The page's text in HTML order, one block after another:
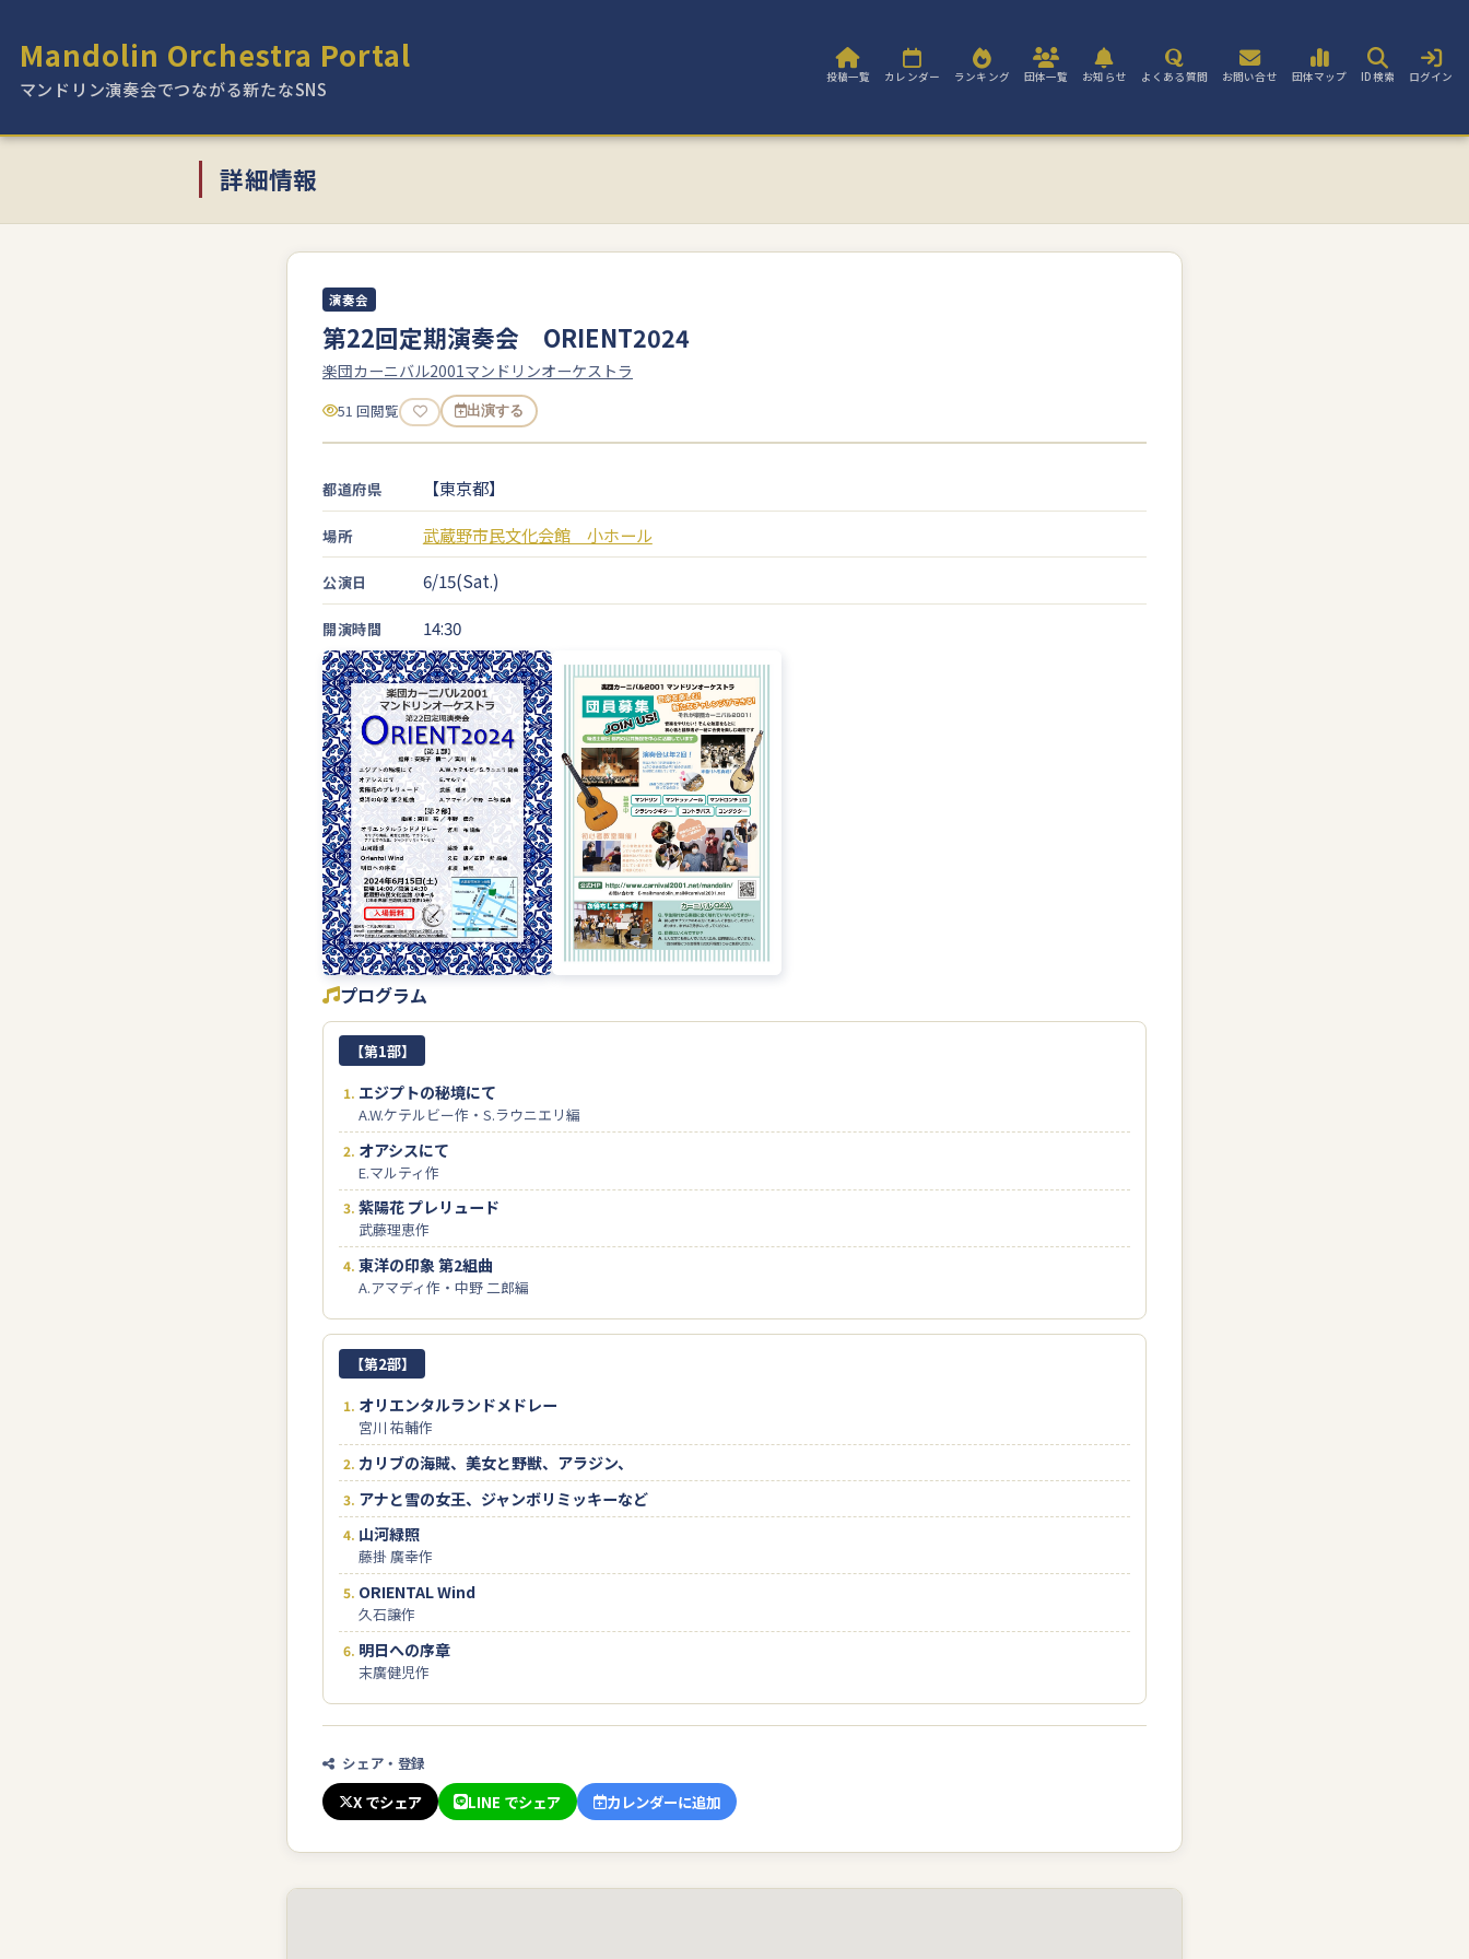
Mandolin Orchestra Portal
マンドリン演奏会でつながる新たなSNS
投稿一覧 カレンダー ランキング 団体一覧 お知らせ よくある質問 お問い合せ 団体マップ ID検索 ログイン
詳細情報
演奏会
第22回定期演奏会 ORIENT2024
楽団カーニバル2001マンドリンオーケストラ
51 回閲覧 出演する
都道府県 【東京都】
場所 武蔵野市民文化会館 小ホール
公演日 6/15(Sat.)
開演時間 14:30
プログラム
【第1部】
エジプトの秘境にて
A.W.ケテルビー作・S.ラウニエリ編
オアシスにて
E.マルティ作
紫陽花 プレリュード
武藤理恵作
東洋の印象 第2組曲
A.アマディ作・中野 二郎編
【第2部】
オリエンタルランドメドレー
宮川 祐輔作
カリブの海賊、美女と野獣、アラジン、
アナと雪の女王、ジャンボリミッキーなど
山河緑照
藤掛 廣幸作
ORIENTAL Wind
久石譲作
明日への序章
末廣健児作
シェア・登録
X でシェア LINE でシェア カレンダーに追加